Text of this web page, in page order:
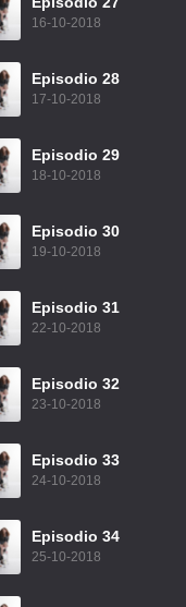
16-10-2018
Episodio 28
17-10-2018
Episodio 29
18-10-2018
Episodio 30
19-10-2018
Episodio 31
22-10-2018
Episodio 32
23-10-2018
Episodio 33
24-10-2018
Episodio 34
25-10-2018